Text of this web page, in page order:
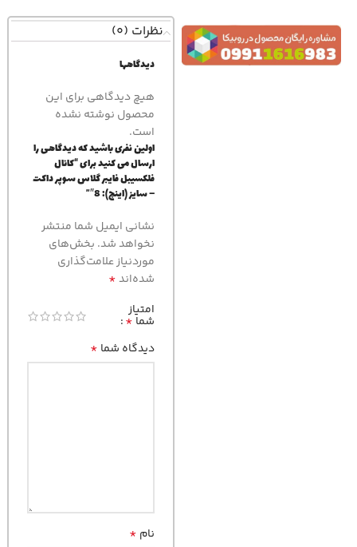
نظرات (0)
دیدگاهها
هیچ دیدگاهی برای این
محصول نوشته نشده
است.
اولین نفری باشید که دیدگاهی را
ارسال می کنید برای “کانال
فلکسیبل فایبر گلاس سوپر داکت
– سایز (اینچ): 8″”
نشانی ایمیل شما منتشر
نخواهد شد. بخش‌های
موردنیاز علامت‌گذاری
شده‌اند*
امتیاز
شما *
دیدگاه شما *
نام *